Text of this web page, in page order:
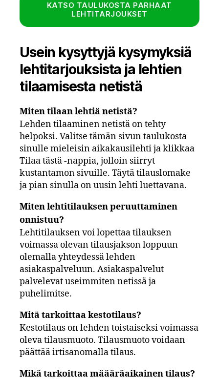
KATSO TAULUKOSTA PARHAAT
LEHTITARJOUKSET
Usein kysyttyjä kysymyksiä
lehtitarjouksista ja lehtien
tilaamisesta netistä
Miten tilaan lehtiä netistä?
Lehden tilaaminen netistä on tehty
helpoksi. Valitse tämän sivun taulukosta
sinulle mieleisin aikakausilehti ja klikkaa
Tilaa tästä -nappia, jolloin siirryt
kustantamon sivuille. Täytä tilauslomake
ja pian sinulla on uusin lehti luettavana.
Miten lehtitilauksen peruuttaminen
onnistuu?
Lehtitilauksen voi lopettaa tilauksen
voimassa olevan tilausjakson loppuun
olemalla yhteydessä lehden
asiakaspalveluun. Asiakaspalvelut
palvelevat useimmiten netissä ja
puhelimitse.
Mitä tarkoittaa kestotilaus?
Kestotilaus on lehden toistaiseksi voimassa
oleva tilausmuoto. Tilausmuoto voidaan
päättää irtisanomalla tilaus.
Mikä tarkoittaa määäräaikainen tilaus?